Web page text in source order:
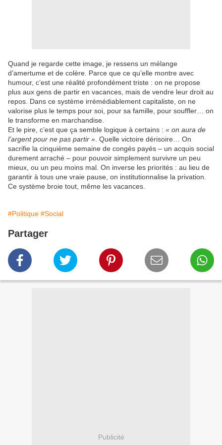
Quand je regarde cette image, je ressens un mélange
d’amertume et de colère. Parce que ce qu’elle montre avec
humour, c’est une réalité profondément triste : on ne propose
plus aux gens de partir en vacances, mais de vendre leur droit au
repos. Dans ce système irrémédiablement capitaliste, on ne
valorise plus le temps pour soi, pour sa famille, pour souffler… on
le transforme en marchandise.
Et le pire, c’est que ça semble logique à certains : « on aura de
l’argent pour ne pas partir » . Quelle victoire dérisoire… On
sacrifie la cinquième semaine de congés payés – un acquis social
durement arraché – pour pouvoir simplement survivre un peu
mieux, ou un peu moins mal. On inverse les priorités : au lieu de
garantir à tous une vraie pause, on institutionnalise la privation.
Ce système broie tout, même les vacances.
#Politique #Social
Partager
Publicité